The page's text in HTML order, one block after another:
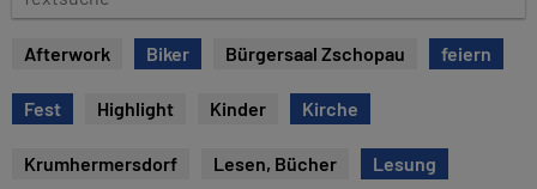
e
s
u
Afterwork Biker Bürgersaal Zschopau feiern
Fest Highlight Kinder Kirche
Krumhermersdorf Lesen, Bücher Lesung